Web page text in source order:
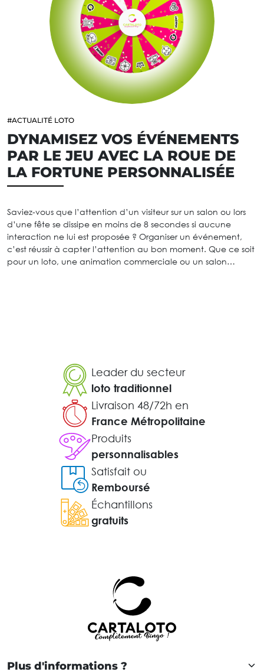
#ACTUALITÉ LOTO
DYNAMISEZ VOS ÉVÉNEMENTS
PAR LE JEU AVEC LA ROUE DE
LA FORTUNE PERSONNALISÉE
Saviez-vous que l’attention d’un visiteur sur un salon ou lors
d’une fête se dissipe en moins de 8 secondes si aucune
interaction ne lui est proposée ? Organiser un événement,
c’est réussir à capter l’attention au bon moment. Que ce soit
pour un loto, une animation commerciale ou un salon…
Leader du secteur
loto traditionnel
Livraison 48/72h en
France Métropolitaine
Produits
personnalisables
Satisfait ou
Remboursé
Échantillons
gratuits
Plus d'informations ?